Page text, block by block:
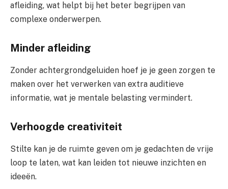
afleiding, wat helpt bij het beter begrijpen van
complexe onderwerpen.
Minder afleiding
Zonder achtergrondgeluiden hoef je je geen zorgen te
maken over het verwerken van extra auditieve
informatie, wat je mentale belasting vermindert.
Verhoogde creativiteit
Stilte kan je de ruimte geven om je gedachten de vrije
loop te laten, wat kan leiden tot nieuwe inzichten en
ideeën.